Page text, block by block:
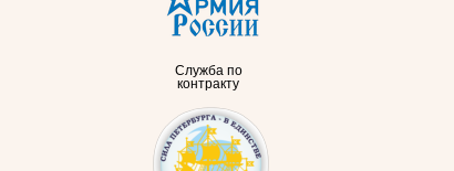
Служба по
контракту